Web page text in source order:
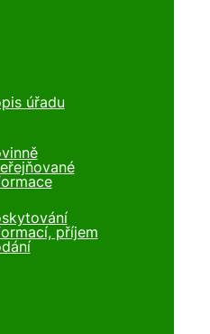
úřadu
příjem